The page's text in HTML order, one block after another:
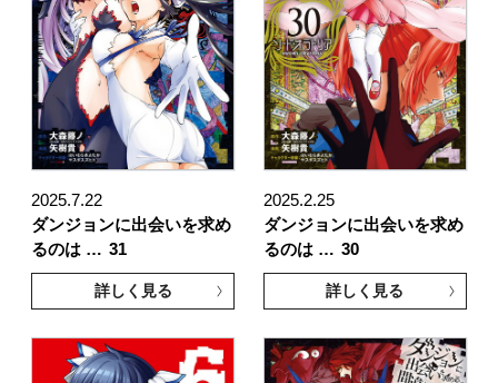
2025.7.22
ダンジョンに出会いを求め
るのは … 31
詳しく見る
2025.2.25
ダンジョンに出会いを求め
るのは … 30
詳しく見る